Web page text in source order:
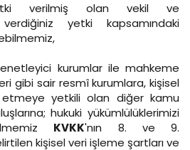
verilmiş olan vekil ve
yetki kapsamındaki
kurumlar ile mahkeme
gibi sair resmî kurumlara, kişisel
yetkili olan diğer kamu
hukuki yükümlülüklerimizi
KVKK'nın 8. ve 9.
kişisel veri işleme şartları ve